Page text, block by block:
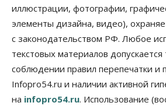
Авто Общество
Не катастрофа, а стресс-тест:
новосибирской сети СТО
заливать бензин Евро‑2
09 Августа 2026, 10:00
Бизнес
Работодатели Новосибирска
занятости почти 32 тысячи
иллюстрации, фотографии,
элементы дизайна, видео),
с законодательством РФ. Любое
текстовых материалов допускается
соблюдении правил перепечатки и
Infopro54.ru и наличии активной
на infopro54.ru. Использование